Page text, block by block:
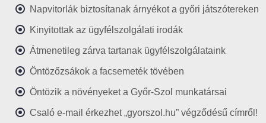
Napvitorlák biztosítanak árnyékot a győri játszótereken
Kinyitottak az ügyfélszolgálati irodák
Átmenetileg zárva tartanak ügyfélszolgálataink
Öntözőzsákok a facsemeték tövében
Öntözik a növényeket a Győr-Szol munkatársai
Csaló e-mail érkezhet „gyorszol.hu” végződésű címről!